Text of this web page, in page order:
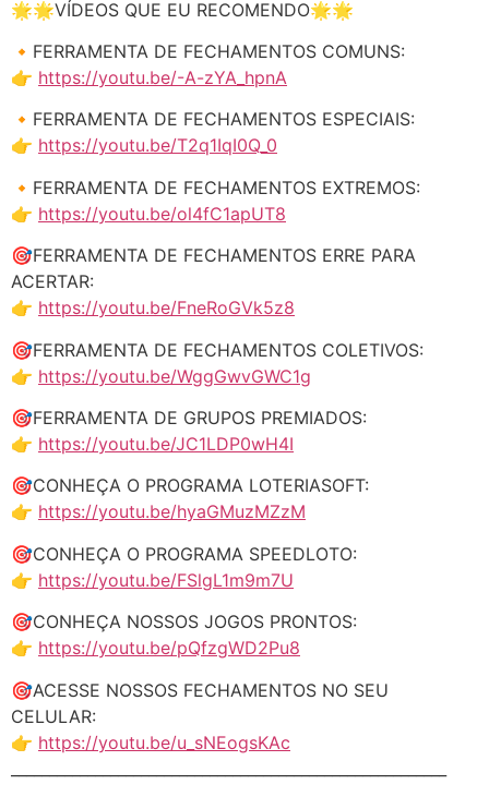
🌟🌟VÍDEOS QUE EU RECOMENDO🌟🌟
🔸FERRAMENTA DE FECHAMENTOS COMUNS:
👉 https://youtu.be/-A-zYA_hpnA
🔸FERRAMENTA DE FECHAMENTOS ESPECIAIS:
👉 https://youtu.be/T2q1IqI0Q_0
🔸FERRAMENTA DE FECHAMENTOS EXTREMOS:
👉 https://youtu.be/ol4fC1apUT8
🎯FERRAMENTA DE FECHAMENTOS ERRE PARA
ACERTAR:
👉 https://youtu.be/FneRoGVk5z8
🎯FERRAMENTA DE FECHAMENTOS COLETIVOS:
👉 https://youtu.be/WggGwvGWC1g
🎯FERRAMENTA DE GRUPOS PREMIADOS:
👉 https://youtu.be/JC1LDP0wH4I
🎯CONHEÇA O PROGRAMA LOTERIASOFT:
👉 https://youtu.be/hyaGMuzMZzM
🎯CONHEÇA O PROGRAMA SPEEDLOTO:
👉 https://youtu.be/FSlgL1m9m7U
🎯CONHEÇA NOSSOS JOGOS PRONTOS:
👉 https://youtu.be/pQfzgWD2Pu8
🎯ACESSE NOSSOS FECHAMENTOS NO SEU
CELULAR:
👉 https://youtu.be/u_sNEogsKAc